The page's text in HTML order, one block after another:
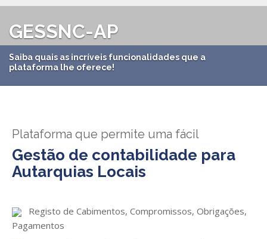
APP GESAutarquia
GESÁgua
GESCanídeo
GESDocumental
GESEscola
Configurar Email
Custo da Chamada
Eliminar Conta
Submeter SAFT
GESSNC-AP
Saiba quais as incríveis funcionalidades que a
plataforma lhe oferece!
Plataforma que permite uma fácil
Gestão de contabilidade para
Autarquias Locais
Registo de Cabimentos, Compromissos, Obrigações,
Pagamentos